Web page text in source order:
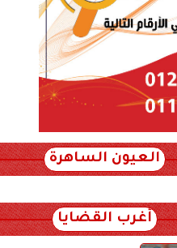
العيون الساهرة
أغرب القضايا